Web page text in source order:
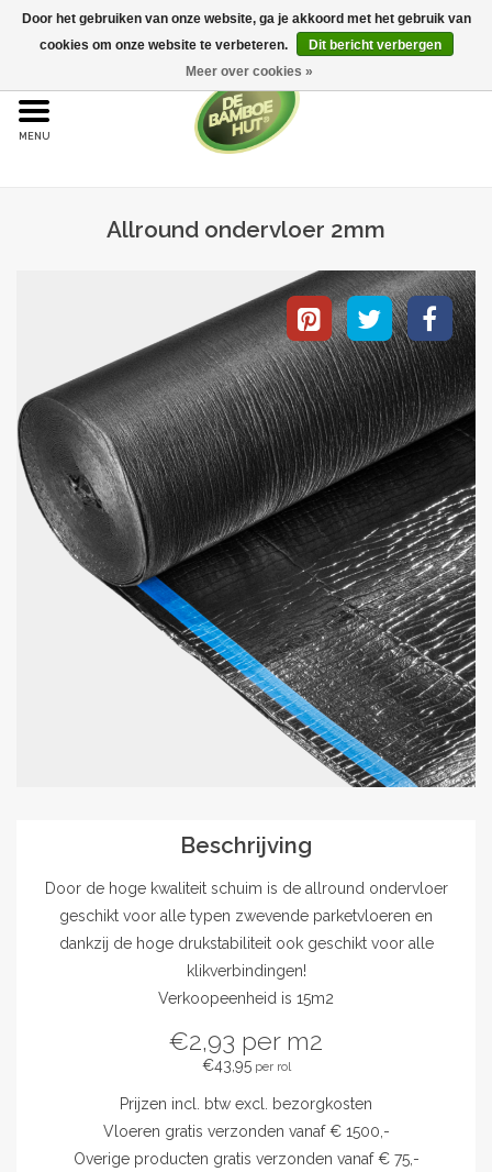
Home
Bamboe vloeren
Bijproducten
Leggen
Outlet
Allround ondervloer 2mm
Beschrijving
Door de hoge kwaliteit schuim is de allround ondervloer
geschikt voor alle typen zwevende parketvloeren en
dankzij de hoge drukstabiliteit ook geschikt voor alle
klikverbindingen!
Verkoopeenheid is 15m2
€2,93 per m2
€43,95per rol
Prijzen incl. btw excl. bezorgkosten
Vloeren gratis verzonden vanaf € 1500,-
Overige producten gratis verzonden vanaf € 75,-
Door het gebruiken van onze website, ga je akkoord met het gebruik van
cookies om onze website te verbeteren.
Dit bericht verbergen
Meer over cookies »